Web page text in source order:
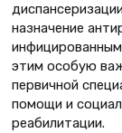
назначение
этим особую
первичной
помощи и
реабилитации.